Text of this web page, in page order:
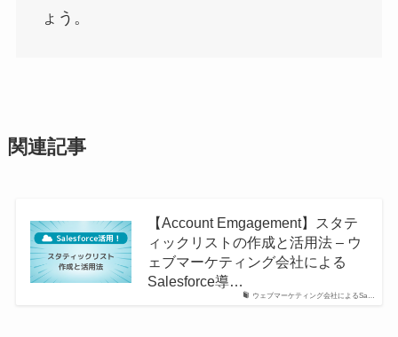
ょう。
関連記事
ウェブマーケティング会社によるSa…
【Account Emgagement】スタテ
ィックリストの作成と活用法 – ウ
ェブマーケティング会社による
Salesforce導…